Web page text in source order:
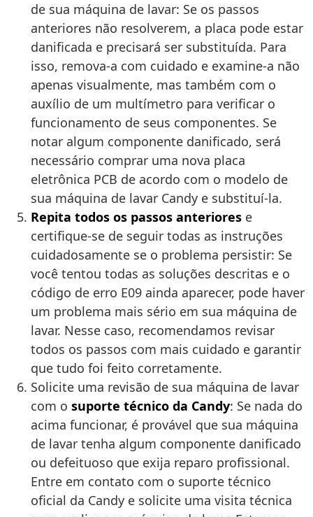
de sua máquina de lavar: Se os passos
anteriores não resolverem, a placa pode estar
danificada e precisará ser substituída. Para
isso, remova-a com cuidado e examine-a não
apenas visualmente, mas também com o
auxílio de um multímetro para verificar o
funcionamento de seus componentes. Se
notar algum componente danificado, será
necessário comprar uma nova placa
eletrônica PCB de acordo com o modelo de
sua máquina de lavar Candy e substituí-la.
Repita todos os passos anteriores e
certifique-se de seguir todas as instruções
cuidadosamente se o problema persistir: Se
você tentou todas as soluções descritas e o
código de erro E09 ainda aparecer, pode haver
um problema mais sério em sua máquina de
lavar. Nesse caso, recomendamos revisar
todos os passos com mais cuidado e garantir
que tudo foi feito corretamente.
Solicite uma revisão de sua máquina de lavar
com o suporte técnico da Candy: Se nada do
acima funcionar, é provável que sua máquina
de lavar tenha algum componente danificado
ou defeituoso que exija reparo profissional.
Entre em contato com o suporte técnico
oficial da Candy e solicite uma visita técnica